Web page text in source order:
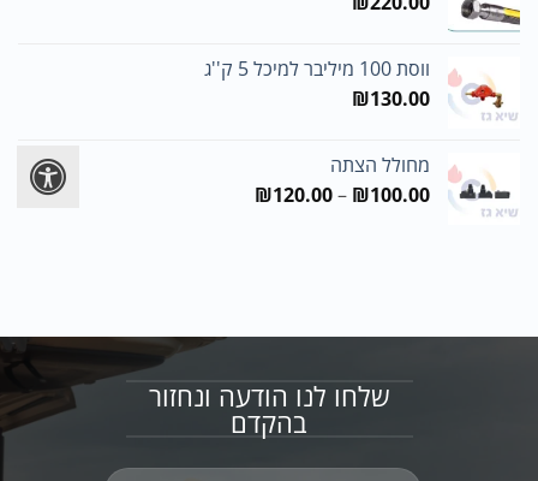
ווסת 100 מיליבר למיכל 5 ק''ג
₪130.00
מחולל הצתה
₪100.00
–
₪120.00
שלחו לנו הודעה ונחזור
בהקדם